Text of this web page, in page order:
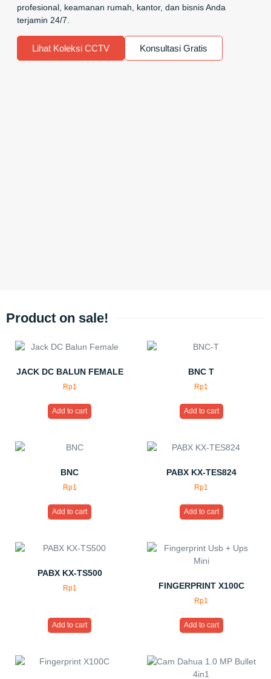
profesional, keamanan rumah, kantor, dan bisnis Anda
terjamin 24/7.
Lihat Koleksi CCTV Konsultasi Gratis
Product on sale!
JACK DC BALUN FEMALE
Rp1
Add to cart
BNC T
Rp1
Add to cart
BNC
Rp1
Add to cart
PABX KX-TES824
Rp1
Add to cart
PABX KX-TS500
Rp1
Add to cart
FINGERPRINT X100C
Rp1
Add to cart